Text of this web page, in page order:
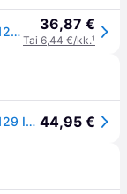
Disney turvaistuin Prinsessa 125-150cm R129 I-Size I-Size 36,87 €
Tai 6,44 €/kk.¹
Disney turvaistuin Prinsessa 125-150cm R129 I-Size I-Size 44,95 €